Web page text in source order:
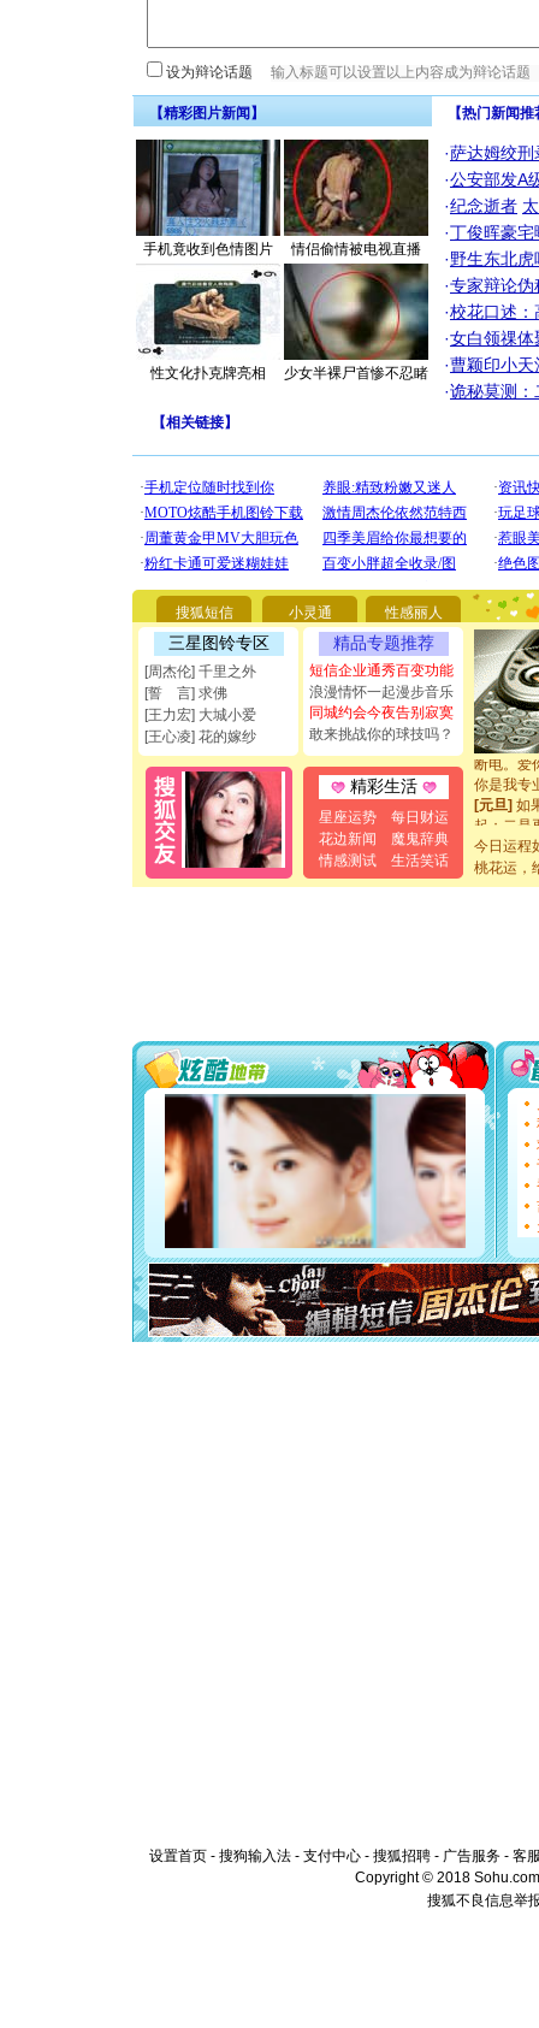
设为辩论话题
【精彩图片新闻】
手机竟收到色情图片 情侣偷情被电视直播
性文化扑克牌亮相 少女半裸尸首惨不忍睹
【热门新闻
·萨达姆绞刑
·公安部发A
·纪念逝者
·丁俊晖豪
·野生东北
·专家辩论伪
·校花口述：
·女白领祼体
·曹颖印小天
·诡秘莫测：
【相关链接】
搜狐短信 小灵通 性感丽人
三星图铃专区
[周杰伦] 千里之外
[誓 言] 求佛
[王力宏] 大城小爱
[王心凌] 花的嫁纱
精品专题推荐
短信企业通秀百变功能
浪漫情怀一起漫步音乐
同城约会今夜告别寂寞
敢来挑战你的球技吗？
精彩生活
星座运势
每日财运
花边新闻
魔鬼辞典
情感测试
生活笑话
[圣诞节]
你太多，
要平安
[圣诞节]
能正大光
都要快乐
[圣诞节]
如意,快
[元旦]看
断电。爱
你是我专
[元旦] 如
起；二是
离。水晶
[元旦]当
[圣诞节]
你太多
要平安！
[圣诞节]
能正大
都要快乐
[圣诞节]
如意,快
[元旦]
看
断电。
你是我
[元旦]如
起；二是
离。水晶
[元旦]当
今日运程
桃花运，
设置首页 - 搜狗输入法 - 支付中心 - 搜狐招聘 - 广告服务 - 客
Copyright © 2018
搜狐不良信息举